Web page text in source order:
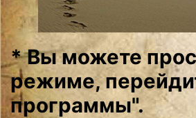
* Вы можете
режиме,
программы".